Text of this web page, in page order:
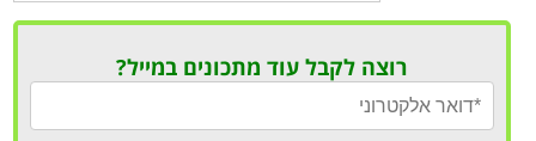
רוצה לקבל עוד מתכונים במייל?